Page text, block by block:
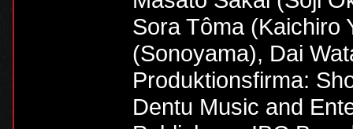
Sora Tôma (Kaichiro
(Sonoyama), Dai
Produktionsfirma:
Dentu Music and